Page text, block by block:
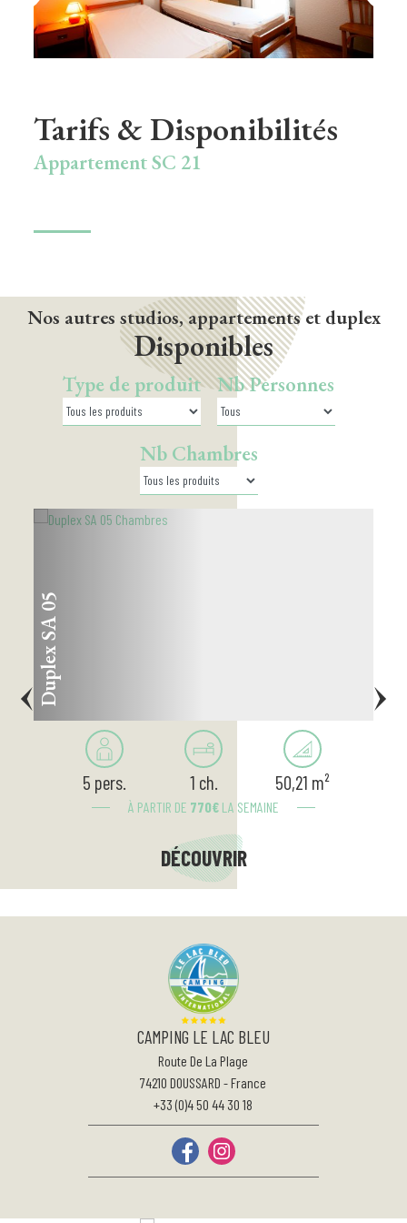
Tarifs & Disponibilités
Appartement SC 21
Nos autres studios, appartements et duplex
Disponibles
Type de produit Nb Personnes
Nb Chambres
D
u
p
l
e
x
S
A
0
5
5 pers. 1 ch. 50,21 m²
À PARTIR DE 770€ LA SEMAINE
DÉCOUVRIR
CAMPING LE LAC BLEU
Route De La Plage
74210 DOUSSARD -France
+33 (0)4 50 44 30 18